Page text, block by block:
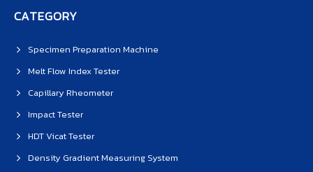
CATEGORY
Specimen Preparation Machine
Melt Flow Index Tester
Capillary Rheometer
Impact Tester
HDT Vicat Tester
Density Gradient Measuring System